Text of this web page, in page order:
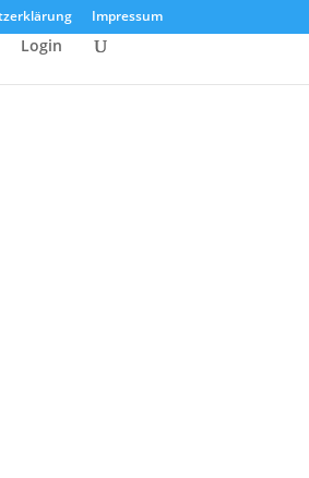
Impressum
Login